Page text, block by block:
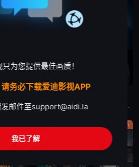
韩剧秘密关系改编自同名漫画。多温聪明机灵、足智多谋，努力摆脱贫困。但他的吝啬行为却惹恼了同事成贤，成贤讨厌他。在与自己贫困的父母发生冲突后，多温突然与成贤的关系越来越亲密，同时也在平衡着对前任导师 韩剧《婚姻之后》又名：婚姻的完成,The Husband,The Fulfillment of Marriage,결혼의 완성，讲述了：神经外科权威姜泰柱（南宫珉 饰）因为老婆高世允（李雪 饰）在提出
剧情
为您提供最佳画质！
务必下载爱迪影视APP
邮件至support@aidi.la
我已了解